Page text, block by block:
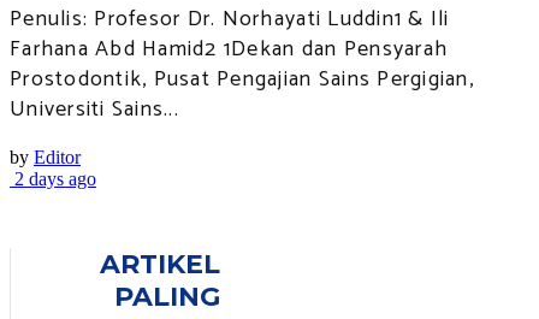
Penulis: Profesor Dr. Norhayati Luddin1 & Ili
Farhana Abd Hamid2 1Dekan dan Pensyarah
Prostodontik, Pusat Pengajian Sains Pergigian,
Universiti Sains...
by Editor
2 days ago
ARTIKEL
PALING